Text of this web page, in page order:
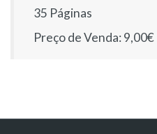
35 Páginas
Preço de Venda: 9,00€